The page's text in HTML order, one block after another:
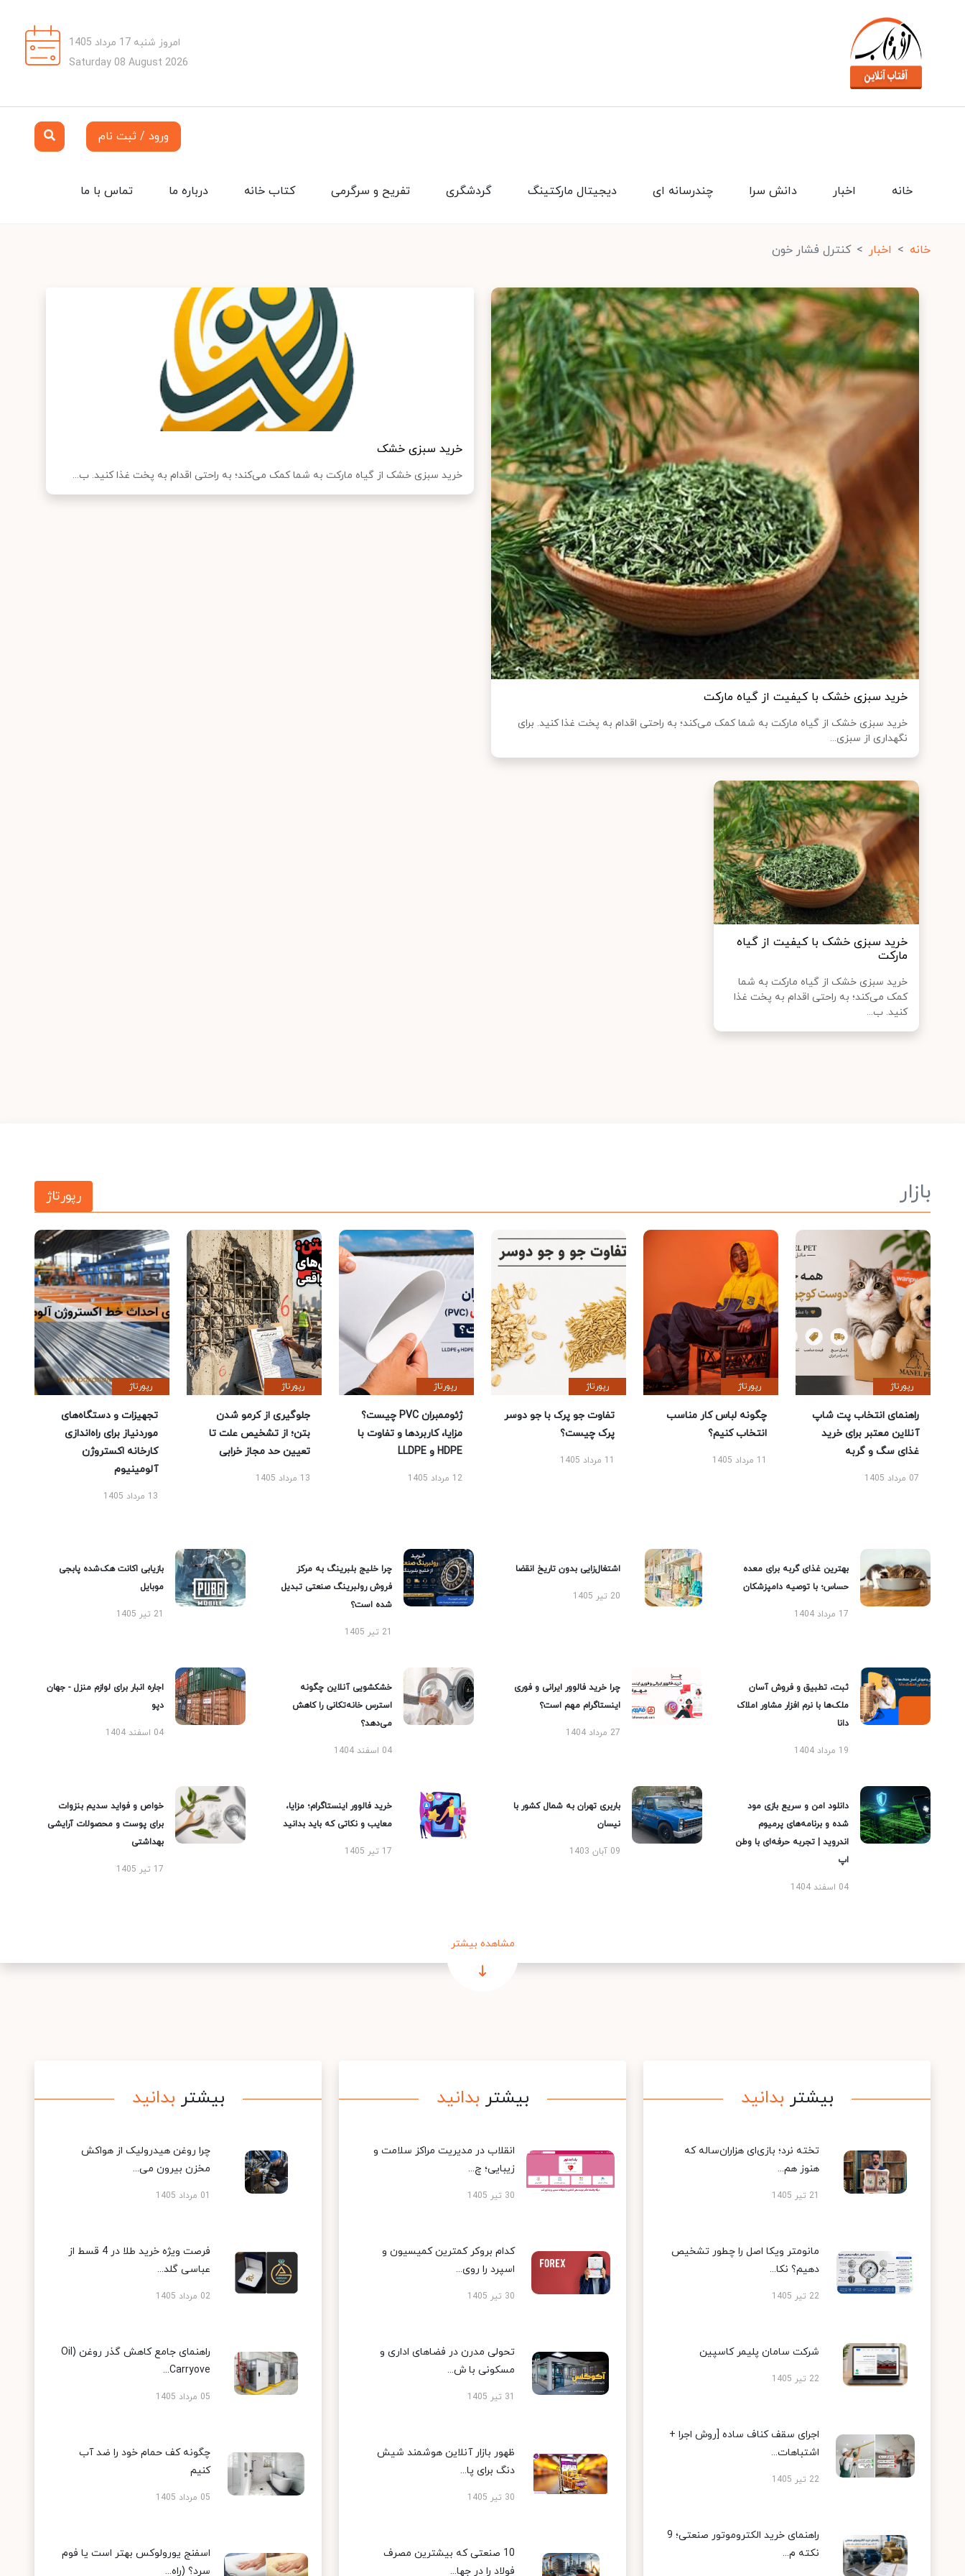
امروز شنبه 17 مرداد 1405
Saturday 08 August 2026
ورود / ثبت نام
تماس با ما درباره ما کتاب خانه تفریح و سرگرمی گردشگری دیجیتال مارکتینگ چندرسانه ای دانش سرا اخبار خانه
خانه اخبار کنترل فشار خون
خرید سبزی خشک با کیفیت از گیاه مارکت
خرید سبزی خشک از گیاه مارکت به شما کمک می‌کند؛ به راحتی اقدام به پخت غذا کنید. برای
نگهداری از سبزی...
خرید سبزی خشک
خرید سبزی خشک از گیاه مارکت به شما کمک می‌کند؛ به راحتی اقدام به پخت غذا کنید. ب...
خرید سبزی خشک با کیفیت از گیاه
مارکت
خرید سبزی خشک از گیاه مارکت به شما
کمک می‌کند؛ به راحتی اقدام به پخت غذا
کنید. ب...
بازار رپورتاژ
رپورتاژ
راهنمای انتخاب پت شاپ
آنلاین معتبر برای خرید
غذای سگ و گربه
07 مرداد 1405
رپورتاژ
چگونه لباس کار مناسب
انتخاب کنیم؟
11 مرداد 1405
رپورتاژ
تفاوت جو پرک با جو دوسر
پرک چیست؟
11 مرداد 1405
رپورتاژ
ژئوممبران PVC چیست؟
مزایا، کاربردها و تفاوت با
HDPE و LLDPE
12 مرداد 1405
رپورتاژ
جلوگیری از کرمو شدن
بتن؛ از تشخیص علت تا
تعیین حد مجاز خرابی
13 مرداد 1405
رپورتاژ
تجهیزات و دستگاه‌های
موردنیاز برای راه‌اندازی
کارخانه اکستروژن
آلومینیوم
13 مرداد 1405
بهترین غذای گربه برای معده
حساس؛ با توصیه دامپزشکان
17 مرداد 1404
اشتغال‌زایی بدون تاریخ انقضا
20 تیر 1405
چرا خلیج بلبرینگ به مرکز
فروش رولبرینگ صنعتی تبدیل
شده است؟
21 تیر 1405
بازیابی اکانت هک‌شده پابجی
موبایل
21 تیر 1405
ثبت، تطبیق و فروش آسان
ملک‌ها با نرم افزار مشاور املاک
دانا
19 مرداد 1404
چرا خرید فالوور ایرانی و فوری
اینستاگرام مهم است؟
27 مرداد 1404
خشکشویی آنلاین چگونه
استرس خانه‌تکانی را کاهش
می‌دهد؟
04 اسفند 1404
اجاره انبار برای لوازم منزل - جهان
دپو
04 اسفند 1404
دانلود امن و سریع بازی مود
شده و برنامه‌های پرمیوم
اندروید | تجربه حرفه‌ای با وطن
اپ
04 اسفند 1404
باربری تهران به شمال کشور با
نیسان
09 آبان 1403
خرید فالوور اینستاگرام؛ مزایا،
معایب و نکاتی که باید بدانید
17 تیر 1405
خواص و فواید سدیم بنزوات
برای پوست و محصولات آرایشی
بهداشتی
17 تیر 1405
مشاهده بیشتر
بیشتر بدانید
تخته نرد؛ بازی‌ای هزاران‌ساله که
هنوز هم...
21 تیر 1405
مانومتر ویکا اصل را چطور تشخیص
دهیم؟ نکا...
22 تیر 1405
شرکت سامان پلیمر کاسپین
22 تیر 1405
اجرای سقف کناف ساده [روش اجرا +
اشتباهات...
22 تیر 1405
راهنمای خرید الکتروموتور صنعتی؛ 9
نکته م...
بیشتر بدانید
انقلاب در مدیریت مراکز سلامت و
زیبایی؛ چ...
30 تیر 1405
کدام بروکر کمترین کمیسیون و
اسپرد را روی...
30 تیر 1405
تحولی مدرن در فضاهای اداری و
مسکونی با ش...
31 تیر 1405
ظهور بازار آنلاین هوشمند شیش
دنگ برای پا...
30 تیر 1405
10 صنعتی که بیشترین مصرف
فولاد را در جها...
بیشتر بدانید
چرا روغن هیدرولیک از هواکش
مخزن بیرون می...
01 مرداد 1405
فرصت ویژه خرید طلا در 4 قسط از
عباسی گلد...
02 مرداد 1405
راهنمای جامع کاهش گذر روغن (Oil
Carryove...
05 مرداد 1405
چگونه کف حمام خود را ضد آب
کنیم
05 مرداد 1405
اسفنج یورولوکس بهتر است یا فوم
سرد؟ (راه...